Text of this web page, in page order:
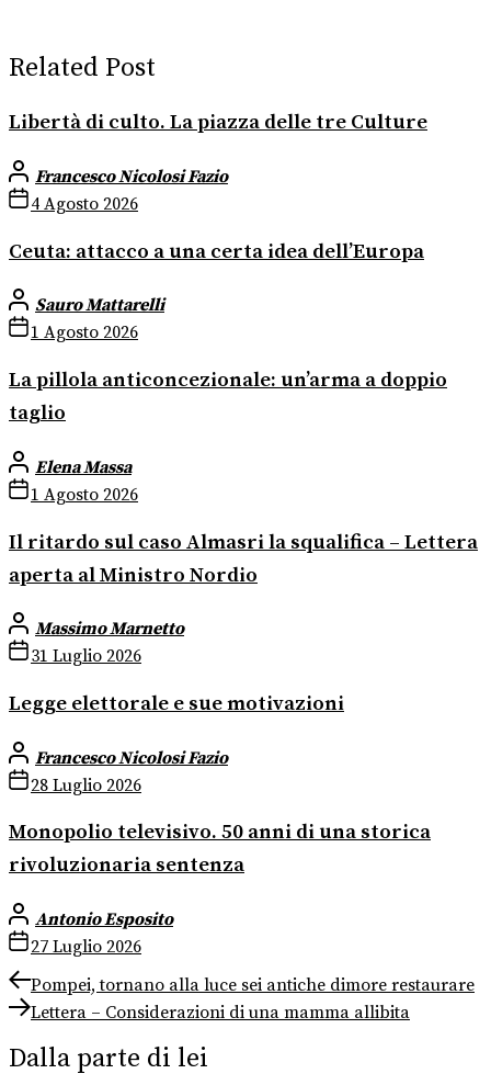
Related Post
Libertà di culto. La piazza delle tre Culture
Francesco Nicolosi Fazio
4 Agosto 2026
Ceuta: attacco a una certa idea dell’Europa
Sauro Mattarelli
1 Agosto 2026
La pillola anticoncezionale: un’arma a doppio
taglio
Elena Massa
1 Agosto 2026
Il ritardo sul caso Almasri la squalifica – Lettera
aperta al Ministro Nordio
Massimo Marnetto
31 Luglio 2026
Legge elettorale e sue motivazioni
Francesco Nicolosi Fazio
28 Luglio 2026
Monopolio televisivo. 50 anni di una storica
rivoluzionaria sentenza
Antonio Esposito
27 Luglio 2026
Navigazione
articoli
Previous
post:
Pompei, tornano alla luce sei antiche dimore restaurare
Next
Lettera – Considerazioni di una mamma allibita
Dalla parte di lei